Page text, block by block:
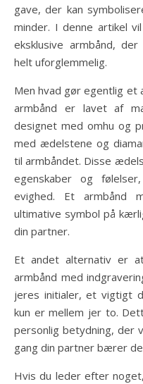
gave, der kan
minder. I denne artikel
eksklusive armbånd,
helt uforglemmelig.
Men hvad gør egentlig et
armbånd er lavet af
designet med omhu og
med ædelstene og
til armbåndet. Disse
egenskaber og
evighed. Et armbånd
ultimative symbol på
din partner.
Et andet alternativ er
armbånd med
jeres initialer, et vigtigt
kun er mellem jer to.
personlig betydning, der
gang din partner bærer
Hvis du leder efter